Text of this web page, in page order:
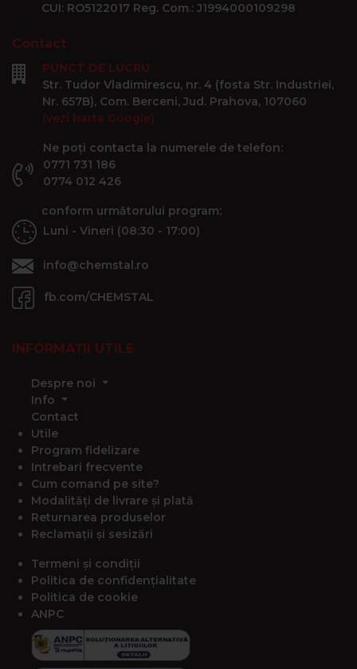
CUI: RO5122017 Reg. Com.: J1994000109298
Contact
PUNCT DE LUCRU
Str. Tudor Vladimirescu, nr. 4 (fosta Str. Industriei,
Nr. 657B), Com. Berceni, Jud. Prahova, 107060
(vezi harta Google)
Ne poți contacta la numerele de telefon:
0771 731 186
0774 012 426
conform următorului program:
Luni - Vineri (08:30 - 17:00)
info@chemstal.ro
fb.com/CHEMSTAL
INFORMAȚII UTILE
Despre noi
Info
Contact
Utile
Program fidelizare
Intrebari frecvente
Cum comand pe site?
Modalități de livrare și plată
Returnarea produselor
Reclamații și sesizări
Termeni și condiții
Politica de confidențialitate
Politica de cookie
ANPC